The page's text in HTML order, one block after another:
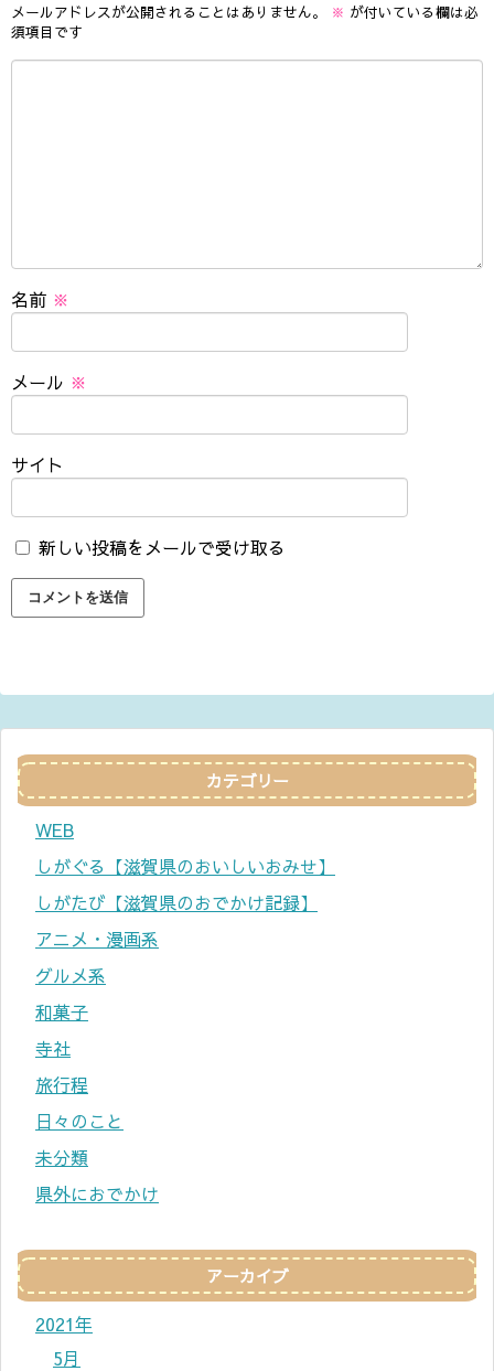
メールアドレスが公開されることはありません。 ※ が付いている欄は必
須項目です
名前 ※
メール ※
サイト
新しい投稿をメールで受け取る
カテゴリー
WEB
しがぐる【滋賀県のおいしいおみせ】
しがたび【滋賀県のおでかけ記録】
アニメ・漫画系
グルメ系
和菓子
寺社
旅行程
日々のこと
未分類
県外におでかけ
アーカイブ
2021年
5月